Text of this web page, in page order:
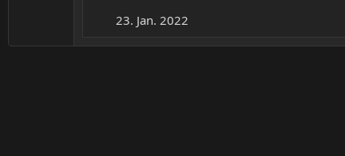
:
23. Jan. 2022